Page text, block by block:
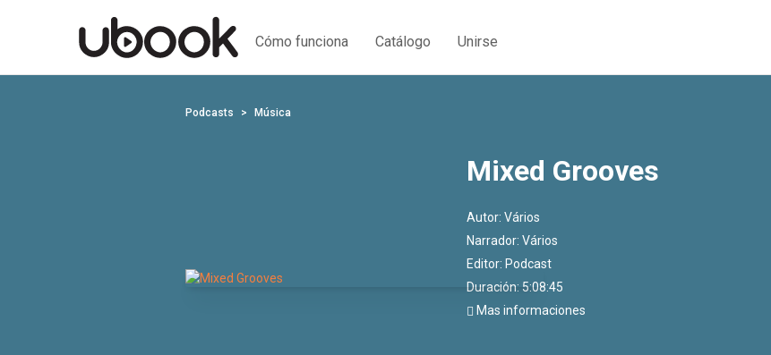
Cómo funciona Catálogo Unirse
Podcasts Música
Mixed Grooves
Autor: Vários
Narrador: Vários
Editor: Podcast
Duración: 5:08:45
Mas informaciones